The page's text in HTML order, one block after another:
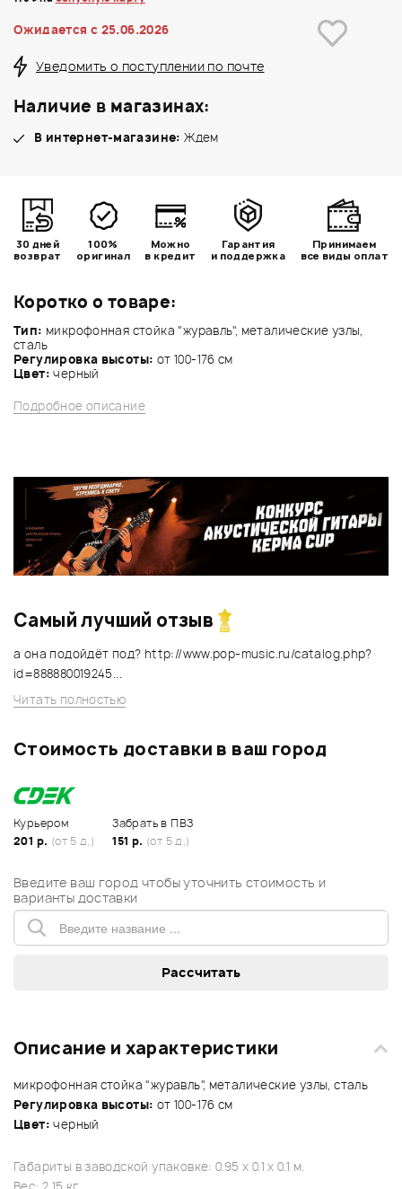
Коротко о товаре:
Тип: микрофонная стойка "журавль", металические узлы,
сталь
Регулировка высоты: от 100-176 см
Цвет: черный
Подробное описание
Ожидается c 25.06.2026
Уведомить о поступлении по почте
Наличие в магазинах:
В интернет-магазине: Ждем
30 дней
возврат
100%
оригинал
Можно
в кредит
Гарантия
и поддержка
Принимаем
все виды оплат
Самый лучший отзыв
а она подойдёт под? http://www.pop-music.ru/catalog.php?
id=888880019245...
Читать полностью
Стоимость доставки в ваш город
Курьером
201 р. (от 5 д.)
Забрать в ПВЗ
151 р. (от 5 д.)
Введите ваш город чтобы уточнить стоимость и
варианты доставки
Описание и характеристики
микрофонная стойка "журавль", металические узлы, сталь
Регулировка высоты: от 100-176 см
Цвет: черный
Габариты в заводской упаковке: 0.95 x 0.1 x 0.1 м.